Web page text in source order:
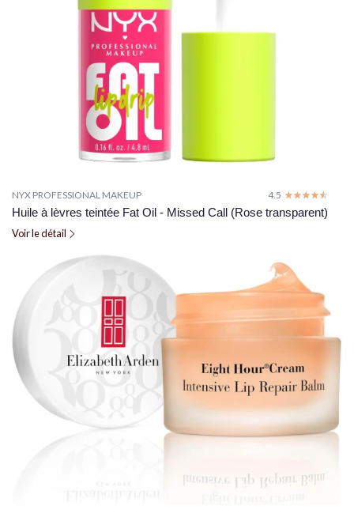
NYX PROFESSIONAL MAKEUP 4.5 ☆☆☆☆☆
★★★★★
Huile à lèvres teintée Fat Oil - Missed Call (Rose transparent)
Voir le détail